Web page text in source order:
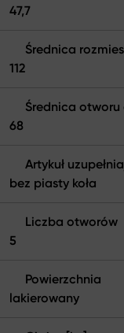
47,7
Średnica
112
Średnica
68
Artykuł
bez piasty koła
Liczba otworów
5
Powierzchnia
lakierowany